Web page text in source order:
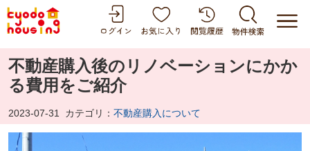
不動産購入後のリノベーションにかか
る費用をご紹介
2023-07-31 カテゴリ： 不動産購入について